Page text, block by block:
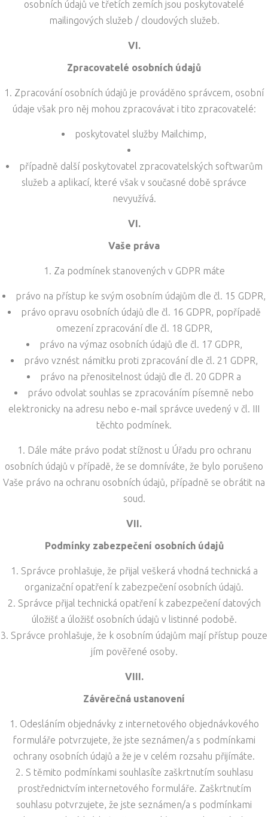
osobních údajů ve třetích zemích jsou poskytovatelé
mailingových služeb / cloudových služeb.
VI.
Zpracovatelé osobních údajů
Zpracování osobních údajů je prováděno správcem, osobní
údaje však pro něj mohou zpracovávat i tito zpracovatelé:
poskytovatel služby Mailchimp,
případně další poskytovatel zpracovatelských softwarům
služeb a aplikací, které však v současné době správce
nevyužívá.
VI.
Vaše práva
Za podmínek stanovených v GDPR máte
právo na přístup ke svým osobním údajům dle čl. 15 GDPR,
právo opravu osobních údajů dle čl. 16 GDPR, popřípadě
omezení zpracování dle čl. 18 GDPR,
právo na výmaz osobních údajů dle čl. 17 GDPR,
právo vznést námitku proti zpracování dle čl. 21 GDPR,
právo na přenositelnost údajů dle čl. 20 GDPR a
právo odvolat souhlas se zpracováním písemně nebo
elektronicky na adresu nebo e-mail správce uvedený v čl. III
těchto podmínek.
Dále máte právo podat stížnost u Úřadu pro ochranu
osobních údajů v případě, že se domníváte, že bylo porušeno
Vaše právo na ochranu osobních údajů, případně se obrátit na
soud.
VII.
Podmínky zabezpečení osobních údajů
Správce prohlašuje, že přijal veškerá vhodná technická a
organizační opatření k zabezpečení osobních údajů.
Správce přijal technická opatření k zabezpečení datových
úložišť a úložišť osobních údajů v listinné podobě.
Správce prohlašuje, že k osobním údajům mají přístup pouze
jím pověřené osoby.
VIII.
Závěrečná ustanovení
Odesláním objednávky z internetového objednávkového
formuláře potvrzujete, že jste seznámen/a s podmínkami
ochrany osobních údajů a že je v celém rozsahu přijímáte.
S těmito podmínkami souhlasíte zaškrtnutím souhlasu
prostřednictvím internetového formuláře. Zaškrtnutím
souhlasu potvrzujete, že jste seznámen/a s podmínkami